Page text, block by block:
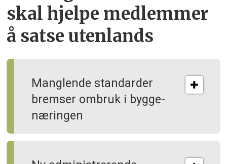
skal hjelpe medlemmer
å satse utenlands
Manglende standarder
bremser ombruk i bygge­
næringen